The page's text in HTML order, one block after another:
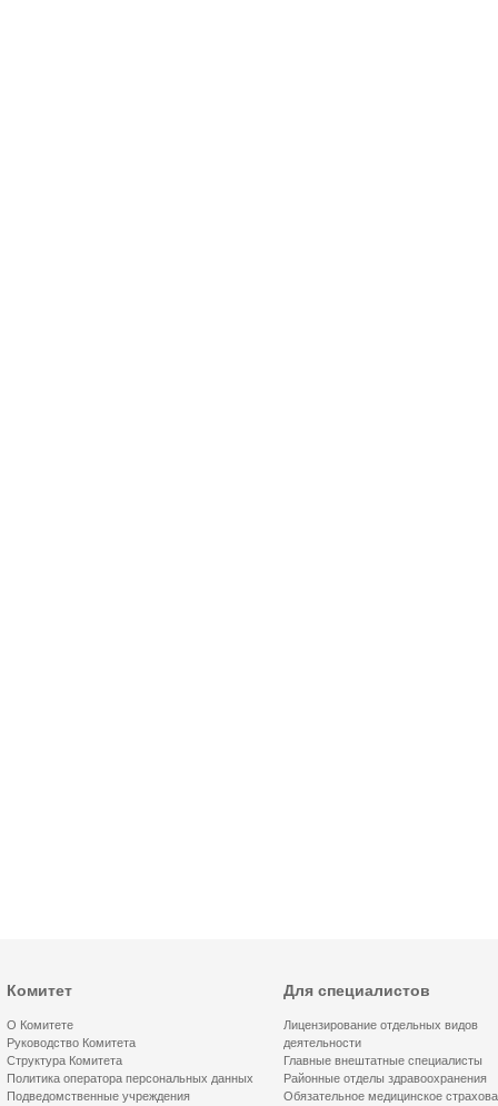
Комитет
О Комитете
Руководство Комитета
Структура Комитета
Политика оператора персональных данных
Подведомственные учреждения
Для специалистов
Лицензирование отдельных видов
деятельности
Главные внештатные специалисты
Районные отделы здравоохранения
Обязательное медицинское